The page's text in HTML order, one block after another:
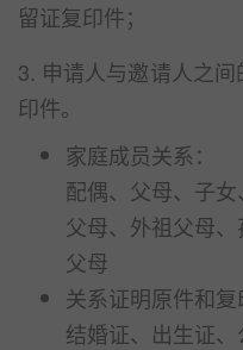
留证复印件；
3. 申请人与邀请人之
印件。
家庭成员关系：
配偶、父母、子
父母、外祖父母
父母
关系证明原件和复
结婚证、出生证